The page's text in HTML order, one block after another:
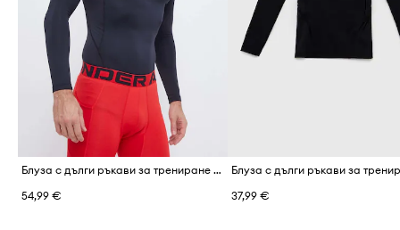
Блуза с дълги ръкави за трениране Under Armour ColdGear Compression
54,99 €
37,99 €